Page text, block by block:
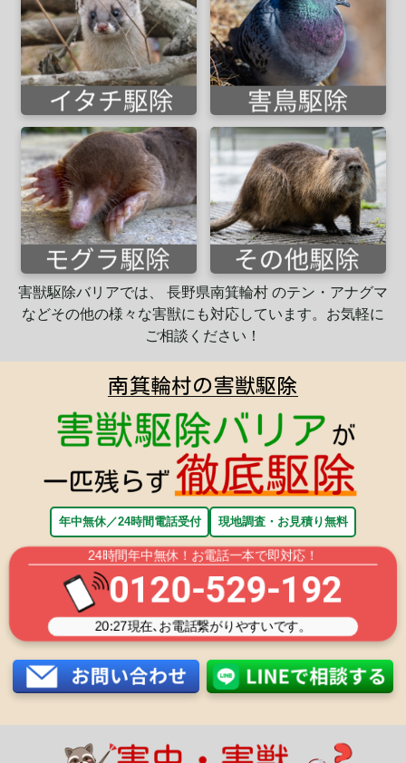
害獣駆除バリアでは、 長野県南箕輪村 のテン・アナグマ
などその他の様々な害獣にも対応しています。 お気軽に
ご相談ください！
南箕輪村の害獣駆除
年中無休／24時間電話受付 現地調査・お見積り無料
24時間年中無休！お電話一本で即対応！
0120-529-192
20:27現在､お電話繋がりやすいです。